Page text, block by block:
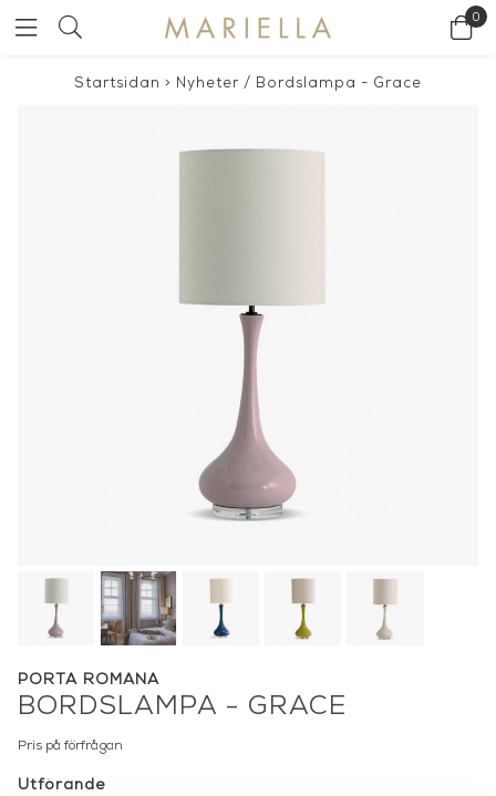
0
Startsidan > Nyheter / Bordslampa - Grace
PORTA ROMANA
BORDSLAMPA - GRACE
Pris på förfrågan
Utförande